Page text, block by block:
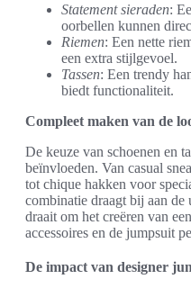
Statement sieraden:
oorbellen kunnen
Riemen: Een nette
een extra stijlgevoel.
Tassen: Een trendy
biedt functionaliteit.
Compleet maken van de
De keuze van schoenen en
beïnvloeden. Van casual
tot chique hakken voor
combinatie draagt bij aan
draait om het creëren van
accessoires en de jumpsuit
De impact van designer